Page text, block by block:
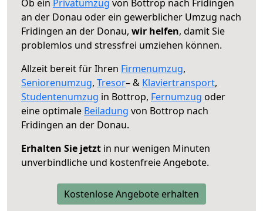
Ob ein Privatumzug von Bottrop nach Fridingen
an der Donau oder ein gewerblicher Umzug nach
Fridingen an der Donau, wir helfen, damit Sie
problemlos und stressfrei umziehen können.
Allzeit bereit für Ihren Firmenumzug,
Seniorenumzug, Tresor– & Klaviertransport,
Studentenumzug in Bottrop, Fernumzug oder
eine optimale Beiladung von Bottrop nach
Fridingen an der Donau.
Erhalten Sie jetzt in nur wenigen Minuten
unverbindliche und kostenfreie Angebote.
Kostenlose Angebote erhalten